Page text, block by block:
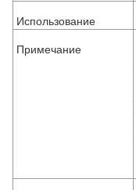
Использование
Примечание